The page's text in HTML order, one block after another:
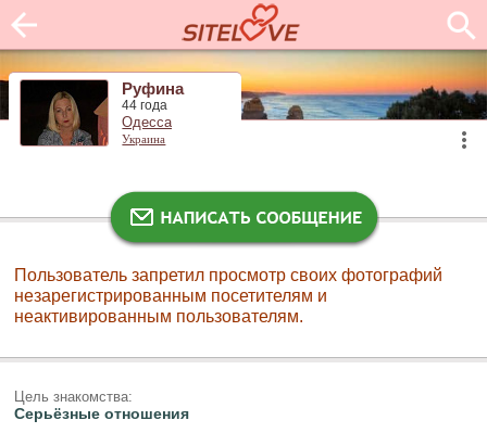
Руфина
44 года
Одесса
Украина
Пользователь запретил просмотр своих фотографий
незарегистрированным посетителям и
неактивированным пользователям.
Цель знакомства:
Серьёзные отношения